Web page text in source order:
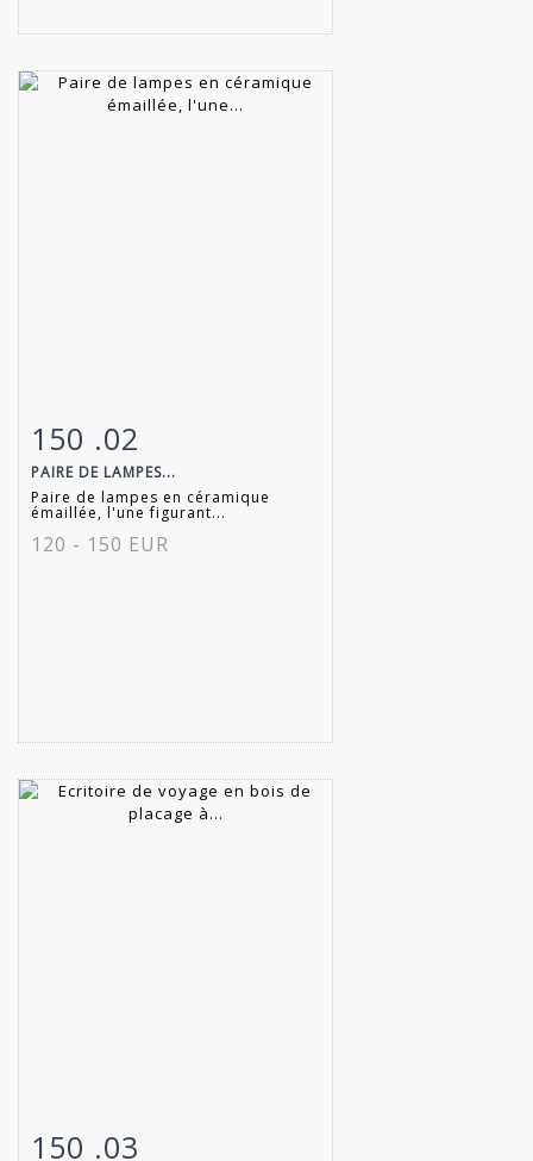
Fiche détaillée
150 .02
PAIRE DE LAMPES...
Paire de lampes en céramique
émaillée, l'une figurant...
120 - 150 EUR
Fiche détaillée
150 .03